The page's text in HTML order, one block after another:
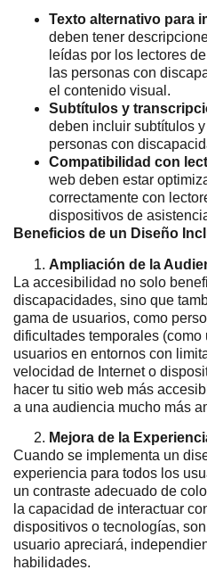
Texto alternativo para
deben tener
leídas por los lectores
las personas con
el contenido visual.
Subtítulos y
deben incluir subtítulos
personas con
Compatibilidad con
web deben estar
correctamente con
dispositivos de
Beneficios de un Diseño
Ampliación de la
La accesibilidad no solo
discapacidades, sino que
gama de usuarios, como
dificultades temporales
usuarios en entornos con
velocidad de Internet o
hacer tu sitio web más
a una audiencia mucho más
Mejora de la
Cuando se implementa un
experiencia para todos los
un contraste adecuado de
la capacidad de interactuar
dispositivos o tecnologías,
usuario apreciará,
habilidades.